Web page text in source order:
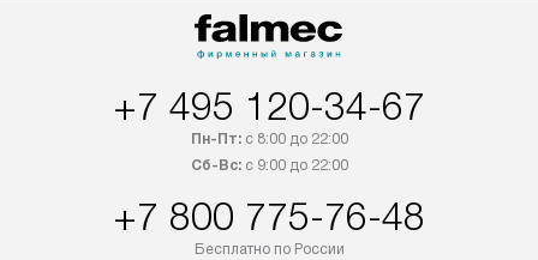
оплачивается дополнительно.
Возможна доставка товаров по
+7 495 120-34-67
Пн-Пт:с 8:00 до 22:00
Сб-Вс:с 9:00 до 22:00
+7 800 775-76-48
Бесплатно по России